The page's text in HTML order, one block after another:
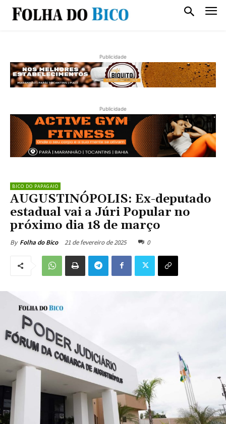
Publicidade
Publicidade
BICO DO PAPAGAIO
AUGUSTINÓPOLIS: Ex-deputado
estadual vai a Júri Popular no
próximo dia 18 de março
By Folha do Bico 21 de fevereiro de 2025 0